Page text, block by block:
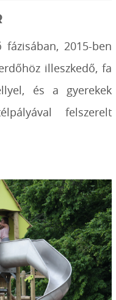
2015-ben
illeszkedő, fa
és a gyerekek
felszerelt